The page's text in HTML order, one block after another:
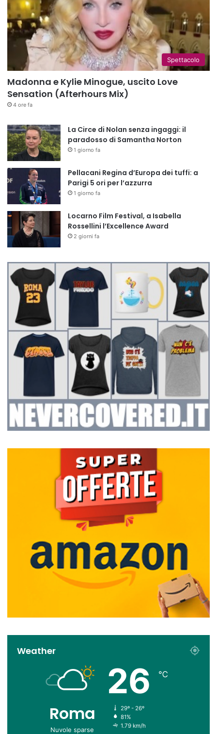
Spettacolo
Madonna e Kylie Minogue, uscito Love
Sensation (Afterhours Mix)
4 ore fa
La Circe di Nolan senza ingaggi: il
paradosso di Samantha Norton
1 giorno fa
Pellacani Regina d’Europa dei tuffi: a
Parigi 5 ori per l’azzurra
1 giorno fa
Locarno Film Festival, a Isabella
Rossellini l’Excellence Award
2 giorni fa
Weather
Roma
Nuvole sparse
26 ℃
29º - 26º
81%
1.79 km/h